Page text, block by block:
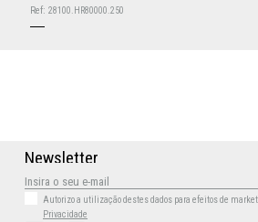
Ref: 28100.HR80000.250
Newsletter
Autorizo a utilização destes dados para efeitos de
Privacidade